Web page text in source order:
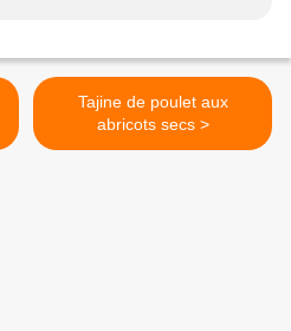
Tajine de poulet aux
abricots secs >